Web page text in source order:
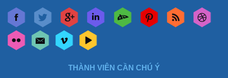
THÀNH VIÊN CẦN CHÚ Ý